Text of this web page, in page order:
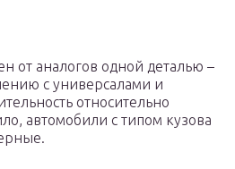
от аналогов одной деталью –
с универсалами и
относительно
автомобили с типом кузова